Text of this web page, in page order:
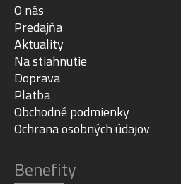
O nás
Predajňa
Aktuality
Na stiahnutie
Doprava
Platba
Obchodné podmienky
Ochrana osobných údajov
Benefity